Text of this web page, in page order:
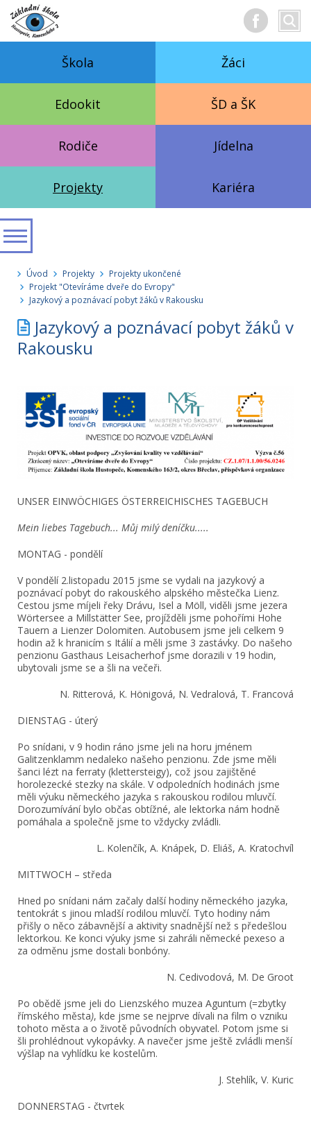
text
Škola Žáci
Edookit ŠD a ŠK
Rodiče Jídelna
Projekty Kariéra
Úvod Projekty
Projekty ukončené
Projekt "Otevíráme dveře do Evropy"
Jazykový a poznávací pobyt žáků v Rakousku
Jazykový a poznávací pobyt žáků v
Rakousku
UNSER EINWÖCHIGES ÖSTERREICHISCHES TAGEBUCH
Mein liebes Tagebuch... Můj milý deníčku.....
MONTAG - pondělí
V pondělí 2.listopadu 2015 jsme se vydali na jazykový a
poznávací pobyt do rakouského alpského městečka Lienz.
Cestou jsme míjeli řeky Drávu, Isel a Möll, viděli jsme jezera
Wörtersee a Millstätter See, projížděli jsme pohořími Hohe
Tauern a Lienzer Dolomiten. Autobusem jsme jeli celkem 9
hodin až k hranicím s Itálií a měli jsme 3 zastávky. Do našeho
penzionu Gasthaus Leisacherhof jsme dorazili v 19 hodin,
ubytovali jsme se a šli na večeři.
N. Ritterová, K. Hönigová, N. Vedralová, T. Francová
DIENSTAG - úterý
Po snídani, v 9 hodin ráno jsme jeli na horu jménem
Galitzenklamm nedaleko našeho penzionu. Zde jsme měli
šanci lézt na ferraty (klettersteigy), což jsou zajištěné
horolezecké stezky na skále. V odpoledních hodinách jsme
měli výuku německého jazyka s rakouskou rodilou mluvčí.
Dorozumívání bylo občas obtížné, ale lektorka nám hodně
pomáhala a společně jsme to vždycky zvládli.
L. Kolenčík, A. Knápek, D. Eliáš, A. Kratochvíl
MITTWOCH – středa
Hned po snídani nám začaly další hodiny německého jazyka,
tentokrát s jinou mladší rodilou mluvčí. Tyto hodiny nám
přišly o něco zábavnější a aktivity snadnější než s předešlou
lektorkou. Ke konci výuky jsme si zahráli německé pexeso a
za odměnu jsme dostali bonbóny.
N. Cedivodová, M. De Groot
Po obědě jsme jeli do Lienzského muzea Aguntum (=zbytky
římského města), kde jsme se nejprve dívali na film o vzniku
tohoto města a o životě původních obyvatel. Potom jsme si
šli prohlédnout vykopávky. A navečer jsme ještě zvládli menší
výšlap na vyhlídku ke kostelům.
J. Stehlík, V. Kuric
DONNERSTAG - čtvrtek